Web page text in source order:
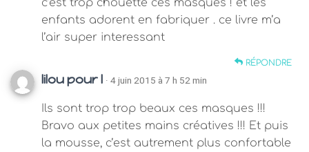
c’est trop chouette ces masques ! et les
enfants adorent en fabriquer . ce livre m’a
l’air super interessant
RÉPONDRE
lilou pour l · 4 juin 2015 à 7 h 52 min
Ils sont trop trop beaux ces masques !!!
Bravo aux petites mains créatives !!! Et puis
la mousse, c’est autrement plus confortable